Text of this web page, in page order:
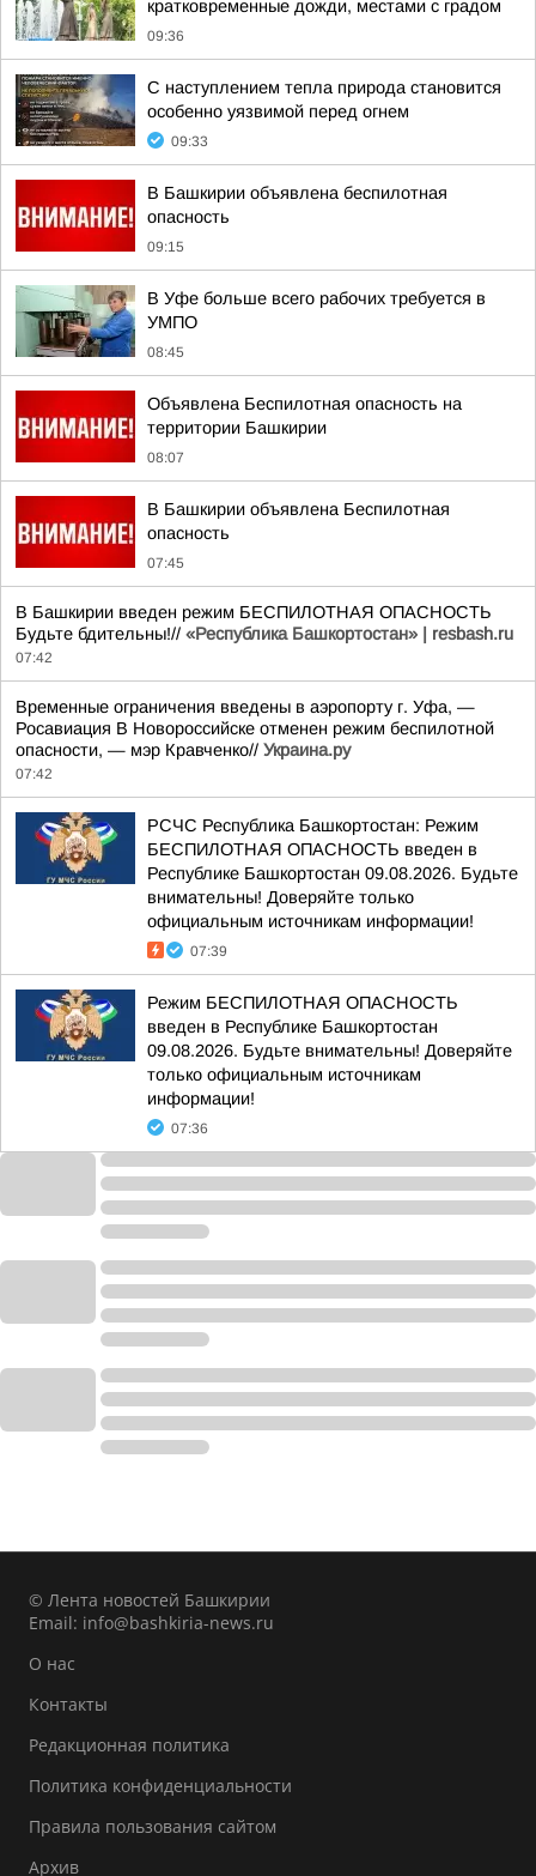
кратковременные дожди, местами с градом
09:36
С наступлением тепла природа становится
особенно уязвимой перед огнем
09:33
В Башкирии объявлена беспилотная
опасность
09:15
В Уфе больше всего рабочих требуется в
УМПО
08:45
Объявлена Беспилотная опасность на
территории Башкирии
08:07
В Башкирии объявлена Беспилотная
опасность
07:45
В Башкирии введен режим БЕСПИЛОТНАЯ ОПАСНОСТЬ
Будьте бдительны!// «Республика Башкортостан» | resbash.ru
07:42
Временные ограничения введены в аэропорту г. Уфа, —
Росавиация В Новороссийске отменен режим беспилотной
опасности, — мэр Кравченко// Украина.ру
07:42
РСЧС Республика Башкортостан: Режим
БЕСПИЛОТНАЯ ОПАСНОСТЬ введен в
Республике Башкортостан 09.08.2026. Будьте
внимательны! Доверяйте только
официальным источникам информации!
07:39
Режим БЕСПИЛОТНАЯ ОПАСНОСТЬ
введен в Республике Башкортостан
09.08.2026. Будьте внимательны! Доверяйте
только официальным источникам
информации!
07:36
© Лента новостей Башкирии
Email: info@bashkiria-news.ru
О нас
Контакты
Редакционная политика
Политика конфиденциальности
Правила пользования сайтом
Архив